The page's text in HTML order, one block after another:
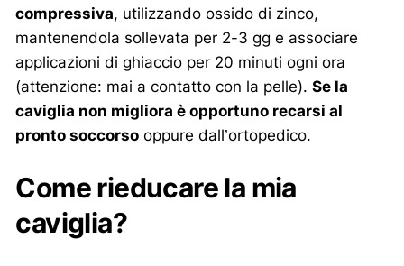
compressiva, utilizzando ossido di zinco,
mantenendola sollevata per 2-3 gg e associare
applicazioni di ghiaccio per 20 minuti ogni ora
(attenzione: mai a contatto con la pelle).Se la
caviglia non migliora è opportuno recarsi al
pronto soccorso oppure dall’ortopedico.
Come rieducare la mia
caviglia?